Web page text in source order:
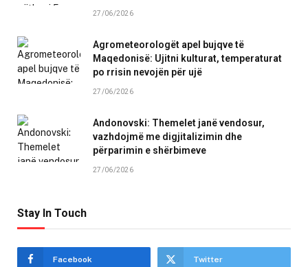
27/06/2026
Agrometeorologët apel bujqve të
Maqedonisë: Ujitni kulturat, temperaturat
po rrisin nevojën për ujë
27/06/2026
Andonovski: Themelet janë vendosur,
vazhdojmë me digjitalizimin dhe
përparimin e shërbimeve
27/06/2026
Stay In Touch
Facebook Twitter